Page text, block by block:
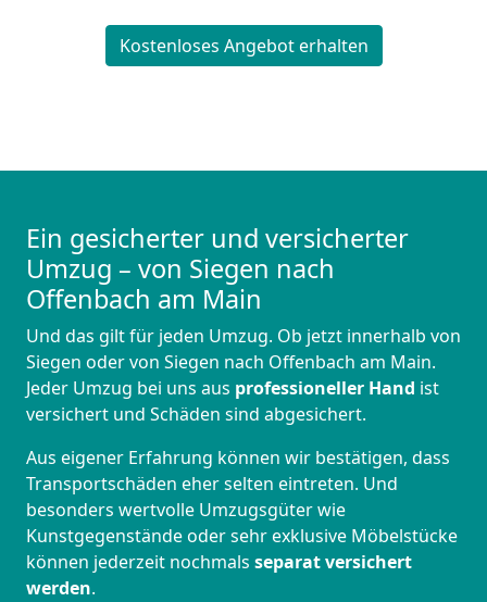
Kostenloses Angebot erhalten
Ein gesicherter und versicherter
Umzug – von Siegen nach
Offenbach am Main
Und das gilt für jeden Umzug. Ob jetzt innerhalb von
Siegen oder von Siegen nach Offenbach am Main.
Jeder Umzug bei uns aus professioneller Hand ist
versichert und Schäden sind abgesichert.
Aus eigener Erfahrung können wir bestätigen, dass
Transportschäden eher selten eintreten. Und
besonders wertvolle Umzugsgüter wie
Kunstgegenstände oder sehr exklusive Möbelstücke
können jederzeit nochmals separat versichert
werden.